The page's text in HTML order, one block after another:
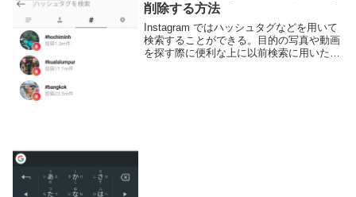
削除する方法
Instagram ではハッシュタグなどを用いて
検索することができる。目的の写真や動画
を探す際に便利な上に以前検索に用いた語